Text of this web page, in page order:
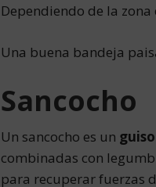
Dependiendo de la
Una buena bandeja
Sancocho
Un sancocho es un
combinadas con
para recuperar fuerzas